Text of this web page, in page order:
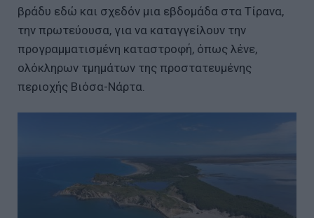
βράδυ εδώ και σχεδόν μια εβδομάδα στα Τίρανα,
την πρωτεύουσα, για να καταγγείλουν την
προγραμματισμένη καταστροφή, όπως λένε,
ολόκληρων τμημάτων της προστατευμένης
περιοχής Βιόσα-Νάρτα.